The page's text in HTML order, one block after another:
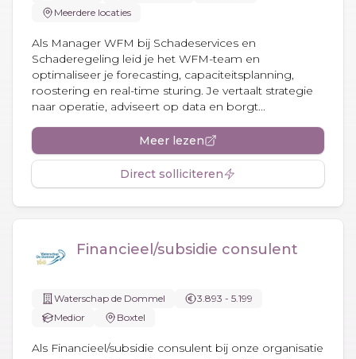
Meerdere locaties
Als Manager WFM bij Schadeservices en
Schaderegeling leid je het WFM-team en
optimaliseer je forecasting, capaciteitsplanning,
roostering en real-time sturing. Je vertaalt strategie
naar operatie, adviseert op data en borgt...
Meer lezen
Direct solliciteren
Financieel/subsidie consulent
Waterschap de Dommel
3.893 - 5.199
Medior
Boxtel
Als Financieel/subsidie consulent bij onze organisatie